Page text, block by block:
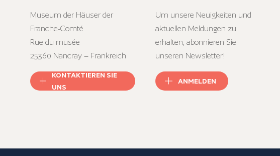
Museum der Häuser der
Franche-Comté
Rue du musée
25360 Nancray – Frankreich
KONTAKTIEREN SIE
UNS
Um unsere Neuigkeiten und
aktuellen Meldungen zu
erhalten, abonnieren Sie
unseren Newsletter!
ANMELDEN